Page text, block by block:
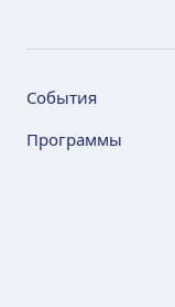
События
Программы